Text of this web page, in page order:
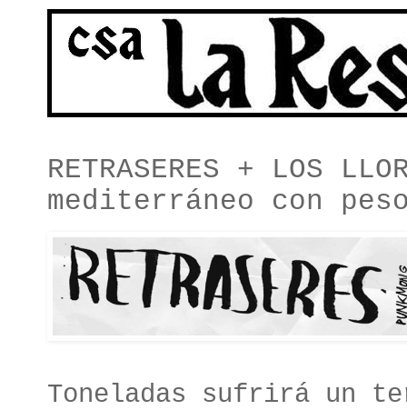
RETRASERES + LOS
mediterráneo con
Toneladas sufrirá un